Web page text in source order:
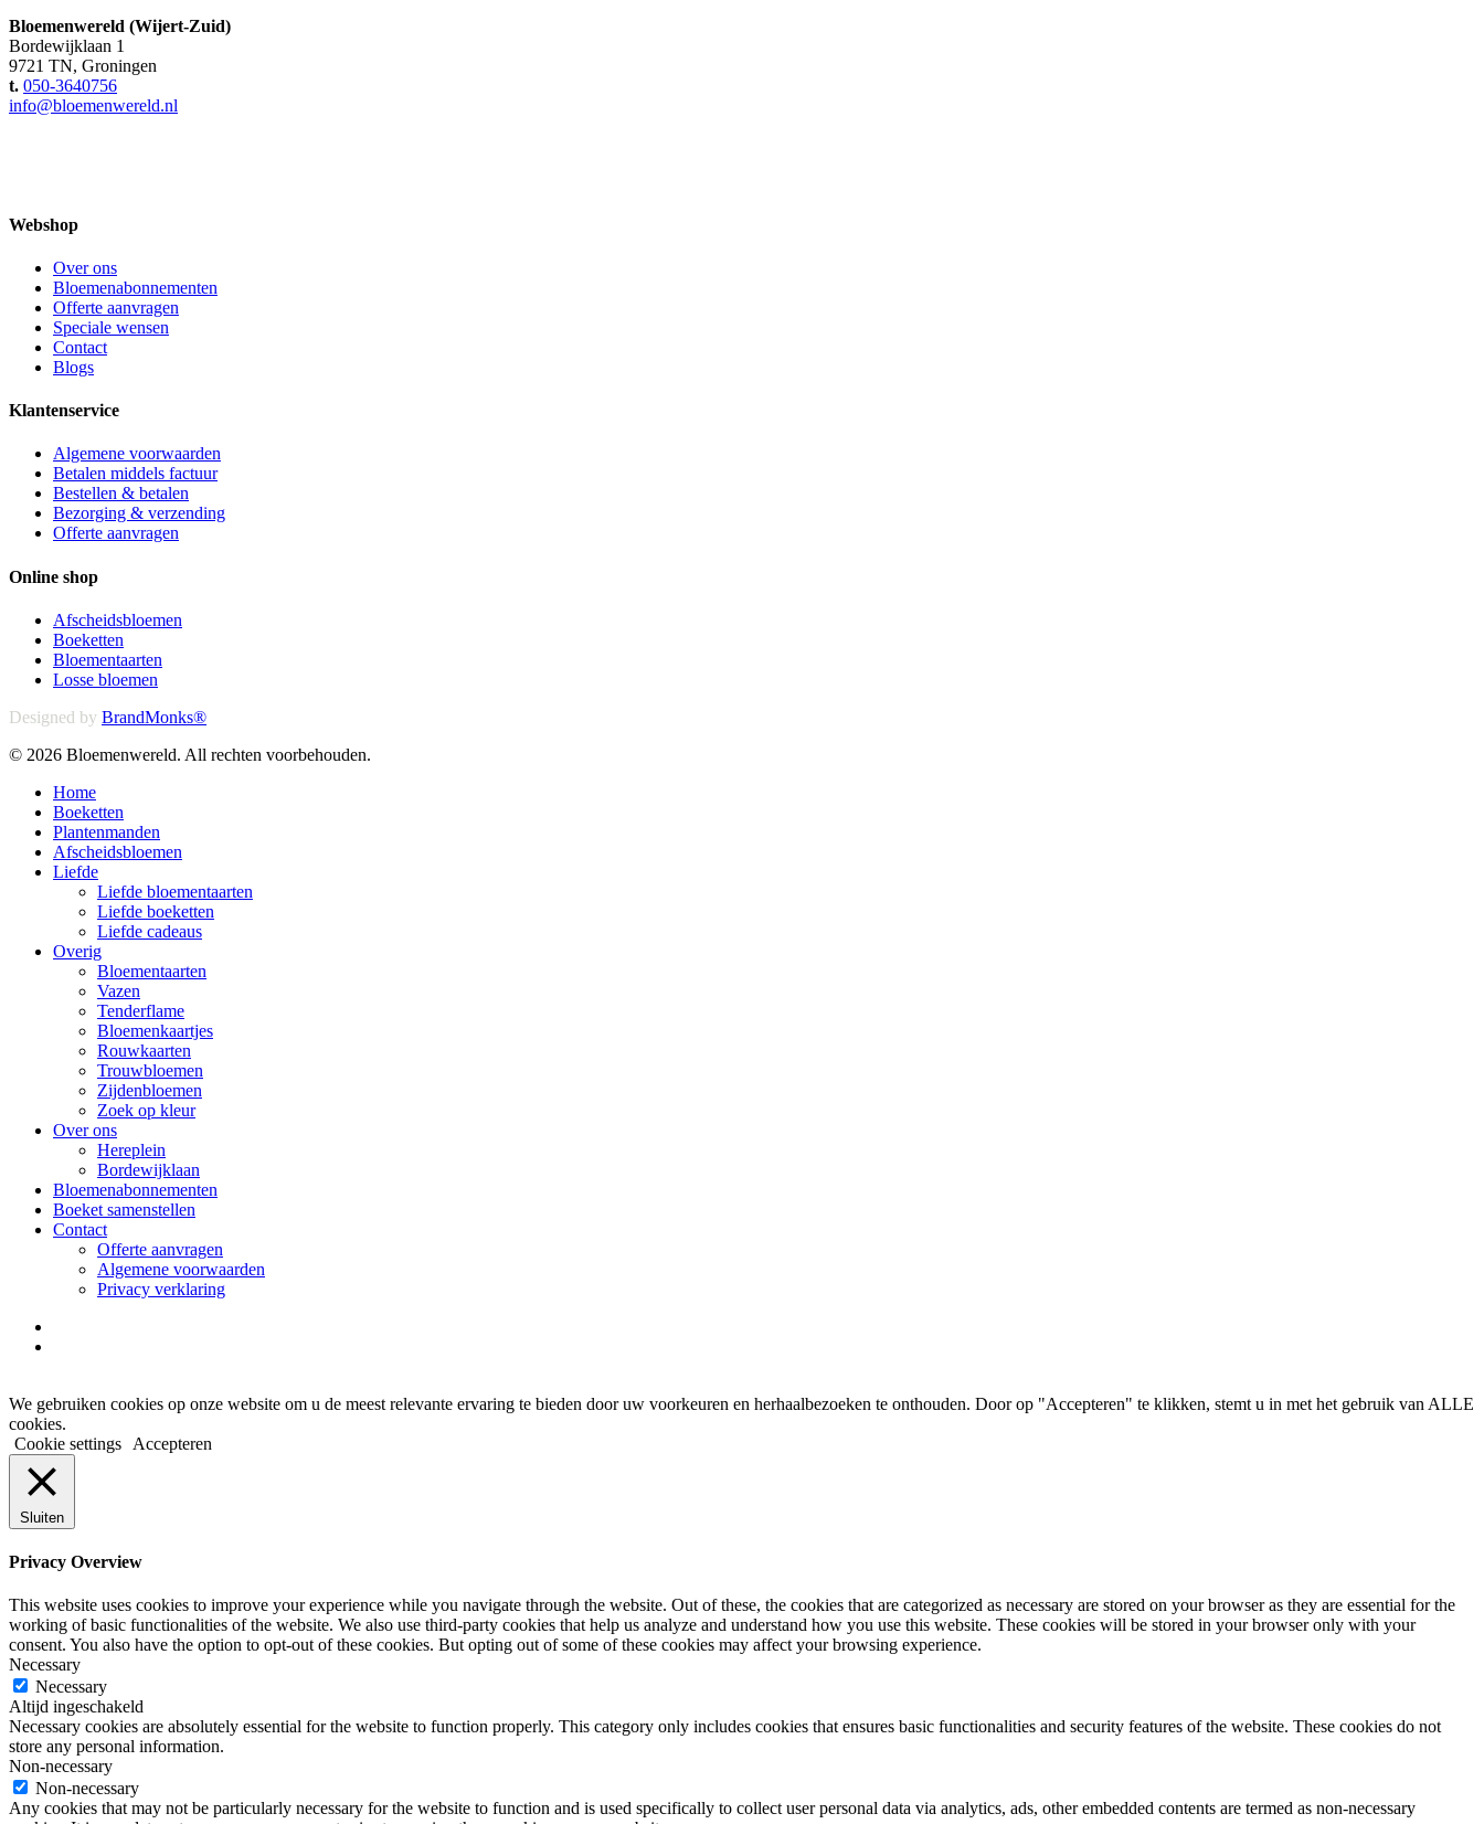
Bloemenwereld (Wijert-Zuid)
Bordewijklaan 1
9721 TN, Groningen
t. 050-3640756
info@bloemenwereld.nl
Webshop
Over ons
Bloemenabonnementen
Offerte aanvragen
Speciale wensen
Contact
Blogs
Klantenservice
Algemene voorwaarden
Betalen middels factuur
Bestellen & betalen
Bezorging & verzending
Offerte aanvragen
Online shop
Afscheidsbloemen
Boeketten
Bloementaarten
Losse bloemen
Designed by BrandMonks®
© 2026 Bloemenwereld. All rechten voorbehouden.
Close
Menu
Home
Boeketten
Plantenmanden
Afscheidsbloemen
Liefde
Liefde bloementaarten
Liefde boeketten
Liefde cadeaus
Overig
Bloementaarten
Vazen
Tenderflame
Bloemenkaartjes
Rouwkaarten
Trouwbloemen
Zijdenbloemen
Zoek op kleur
Over ons
Hereplein
Bordewijklaan
Bloemenabonnementen
Boeket samenstellen
Contact
Offerte aanvragen
Algemene voorwaarden
Privacy verklaring
We gebruiken cookies op onze website om u de meest relevante ervaring te bieden door uw voorkeuren en herhaalbezoeken te onthouden. Door op "Accepteren" te klikken, stemt u in met het gebruik van ALLE
cookies.
Cookie settings
Accepteren
Sluiten
Privacy Overview
This website uses cookies to improve your experience while you navigate through the website. Out of these, the cookies that are categorized as necessary are stored on your browser as they are essential for the
working of basic functionalities of the website. We also use third-party cookies that help us analyze and understand how you use this website. These cookies will be stored in your browser only with your
consent. You also have the option to opt-out of these cookies. But opting out of some of these cookies may affect your browsing experience.
Necessary
Necessary
Altijd ingeschakeld
Necessary cookies are absolutely essential for the website to function properly. This category only includes cookies that ensures basic functionalities and security features of the website. These cookies do not
store any personal information.
Non-necessary
Non-necessary
Any cookies that may not be particularly necessary for the website to function and is used specifically to collect user personal data via analytics, ads, other embedded contents are termed as non-necessary